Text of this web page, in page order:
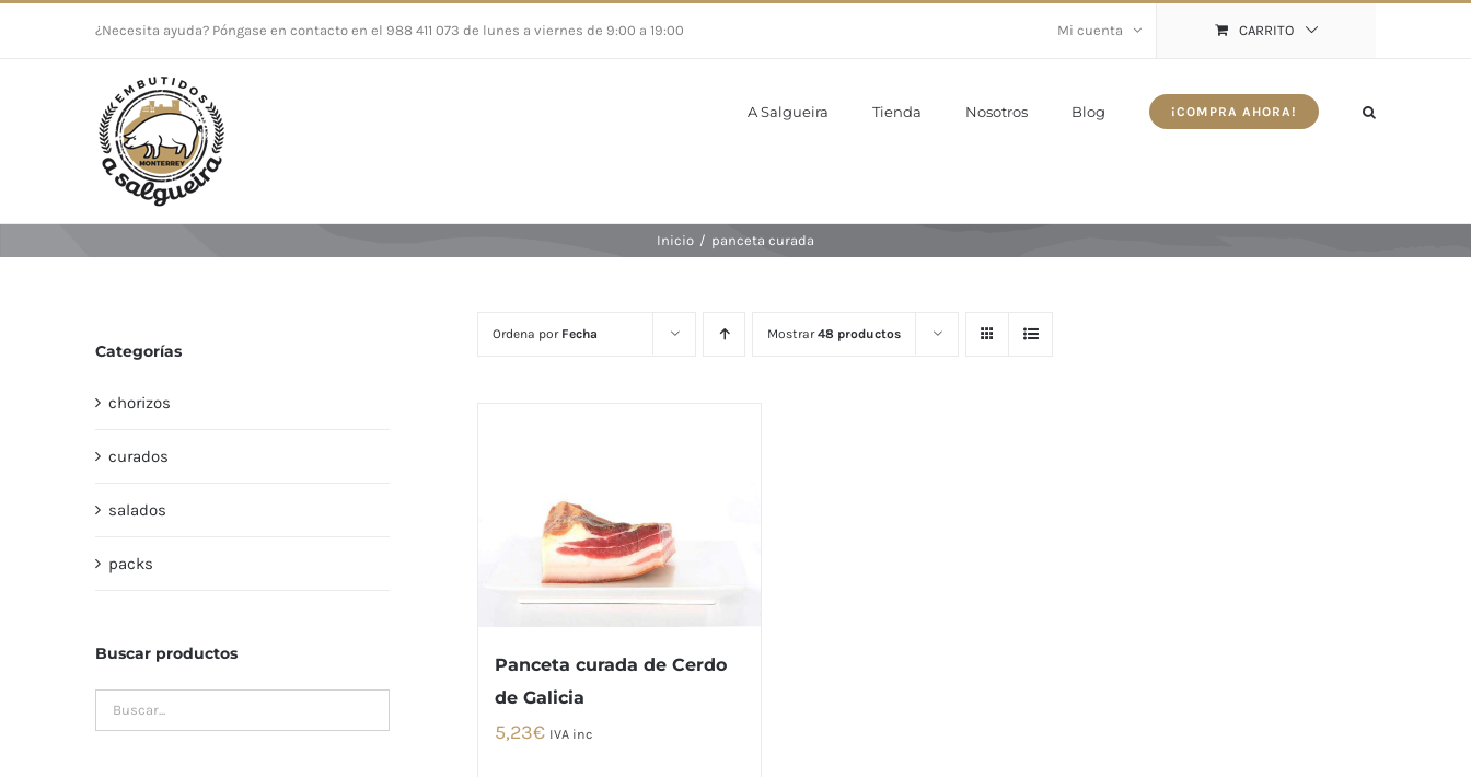
¿Necesita ayuda? Póngase en contacto en el 988 411 073 de lunes a viernes de 9:00 a 19:00 Mi cuenta CARRITO
A Salgueira Tienda Nosotros Blog ¡COMPRA AHORA!
Inicio / panceta curada
Ordena por Fecha Mostrar48 productos
Panceta curada de Cerdo
de Galicia
5,23€ IVA inc
Categorías
chorizos
curados
salados
packs
Buscar productos